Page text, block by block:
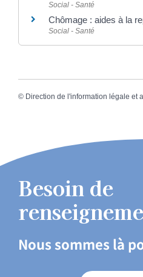
Social - Santé
Chômage : aides à la
Social - Santé
© Direction de l'information légale et
Besoin de
Nous sommes là